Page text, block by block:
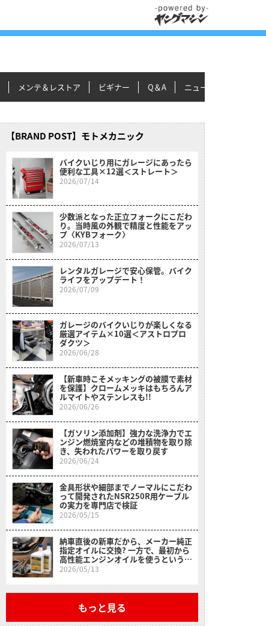
メンテ＆レストア ビギナー Q＆A ニュース＆トピックス
【BRAND POST】モトメカニック
バイクいじり用にガレージにあったら
便利な工具×12選＜ストレート＞
2026/07/14
少数派となった正立フォークにこだわ
り。当時風の外観で精度と性能をアッ
プ〈KYBフォーク〉
2026/07/13
レンタルガレージで安心保管。バイク
ライフをアップデート！
2026/07/09
ガレージのバイクいじりが楽しくなる
厳選アイテム×10選＜アストロプロ
ダクツ＞
2026/06/28
【新車時こそメッキングの被膜で素材
を保護】クロームメッキはもちろんア
ルマイトやステンレスも!!
2026/06/26
【ガソリン添加剤】強力な洗浄力でエ
ンジン燃焼室内などの堆積物を取り除
き、失われたパワーを取り戻す
2026/06/24
金具形状や細部までノーマルにこだわ
って開発されたNSR250R用ケーブル
の実力を専門店で検証
2026/05/15
納車直後の新車だから、メーカー純正
指定オイルに交換? 一方で、最初から
高性能エンジンオイルを使うという選
択肢＜スーパーゾイルで楽しいバイク
ライフ＞
2026/05/13
もっと見る